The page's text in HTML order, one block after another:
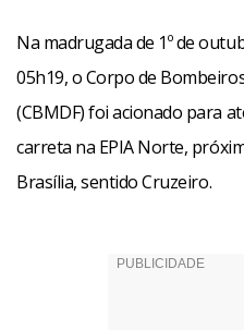
Na madrugada de 1º de
05h19, o Corpo de
(CBMDF) foi acionado para
carreta na EPIA Norte,
Brasília, sentido Cruzeiro.